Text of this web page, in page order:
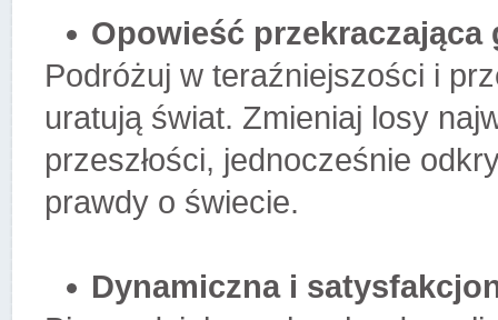
Opowieść przekraczająca
Podróżuj w teraźniejszości i
uratują świat. Zmieniaj losy
przeszłości, jednocześnie
prawdy o świecie.
Dynamiczna i